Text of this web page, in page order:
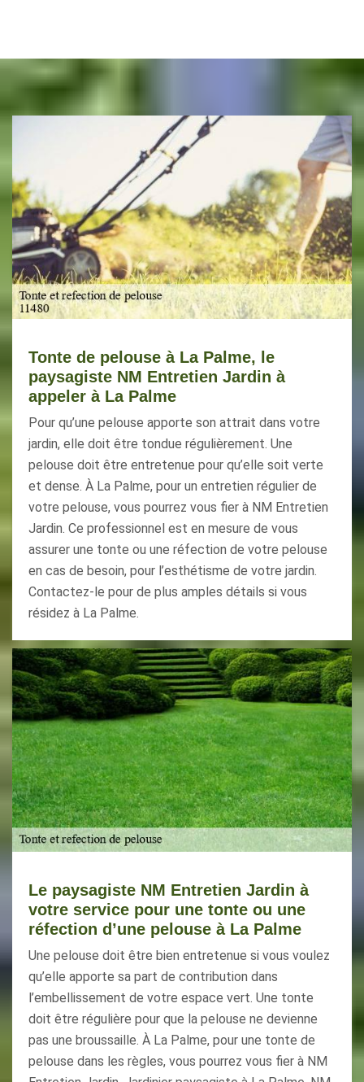
Tonte de pelouse à La Palme, le
paysagiste NM Entretien Jardin à
appeler à La Palme
Pour qu’une pelouse apporte son attrait dans votre
jardin, elle doit être tondue régulièrement. Une
pelouse doit être entretenue pour qu’elle soit verte
et dense. À La Palme, pour un entretien régulier de
votre pelouse, vous pourrez vous fier à NM Entretien
Jardin. Ce professionnel est en mesure de vous
assurer une tonte ou une réfection de votre pelouse
en cas de besoin, pour l’esthétisme de votre jardin.
Contactez-le pour de plus amples détails si vous
résidez à La Palme.
Le paysagiste NM Entretien Jardin à
votre service pour une tonte ou une
réfection d’une pelouse à La Palme
Une pelouse doit être bien entretenue si vous voulez
qu’elle apporte sa part de contribution dans
l’embellissement de votre espace vert. Une tonte
doit être régulière pour que la pelouse ne devienne
pas une broussaille. À La Palme, pour une tonte de
pelouse dans les règles, vous pourrez vous fier à NM